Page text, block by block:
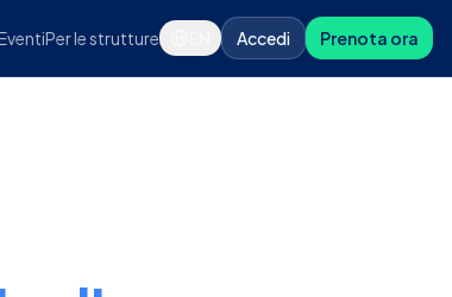
Per le strutture Accedi Prenota ora